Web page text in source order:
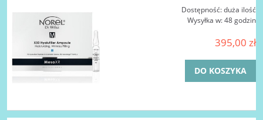
Dostępność:duża ilość
Wysyłka w:48 godzin
395,00 zł
DO KOSZYKA